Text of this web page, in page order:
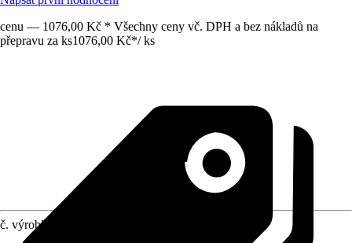
cenu — 1076,00 Kč * Všechny ceny vč. DPH a bez nákladů na
přepravu za ks1076,00 Kč*/ ks
č. výrobku